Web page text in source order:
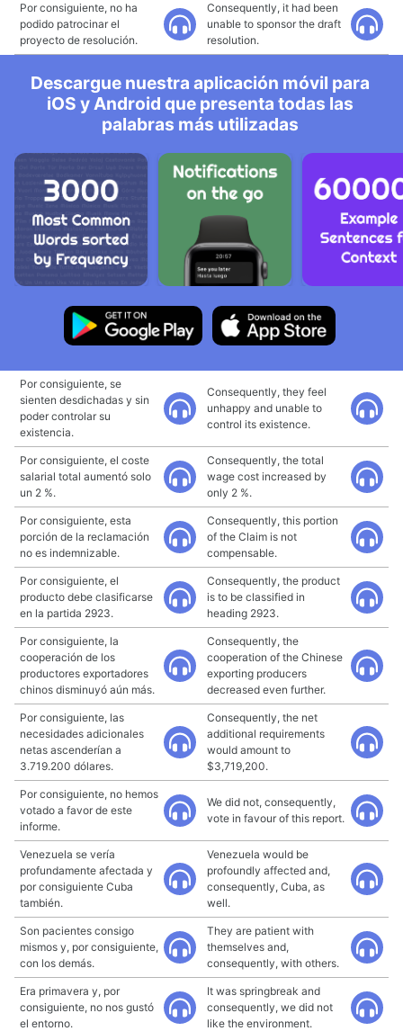
Por consiguiente, no ha
podido patrocinar el
proyecto de resolución.
Consequently, it had been
unable to sponsor the draft
resolution.
Descargue nuestra aplicación móvil para
iOS y Android que presenta todas las
palabras más utilizadas
Por consiguiente, se
sienten desdichadas y sin
poder controlar su
existencia.
Consequently, they feel
unhappy and unable to
control its existence.
Por consiguiente, el coste
salarial total aumentó solo
un 2 %.
Consequently, the total
wage cost increased by
only 2 %.
Por consiguiente, esta
porción de la reclamación
no es indemnizable.
Consequently, this portion
of the Claim is not
compensable.
Por consiguiente, el
producto debe clasificarse
en la partida 2923.
Consequently, the product
is to be classified in
heading 2923.
Por consiguiente, la
cooperación de los
productores exportadores
chinos disminuyó aún más.
Consequently, the
cooperation of the Chinese
exporting producers
decreased even further.
Por consiguiente, las
necesidades adicionales
netas ascenderían a
3.719.200 dólares.
Consequently, the net
additional requirements
would amount to
$3,719,200.
Por consiguiente, no hemos
votado a favor de este
informe.
We did not, consequently,
vote in favour of this report.
Venezuela se vería
profundamente afectada y
por consiguiente Cuba
también.
Venezuela would be
profoundly affected and,
consequently, Cuba, as
well.
Son pacientes consigo
mismos y, por consiguiente,
con los demás.
They are patient with
themselves and,
consequently, with others.
Era primavera y, por
consiguiente, no nos gustó
el entorno.
It was springbreak and
consequently, we did not
like the environment.